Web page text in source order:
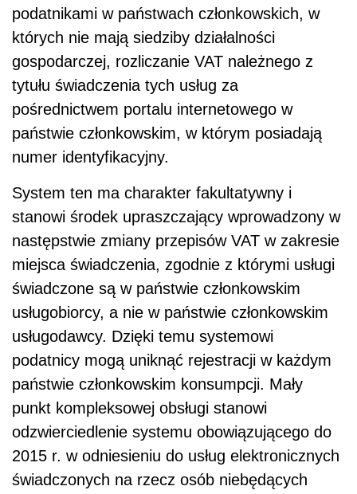
podatnikami w państwach członkowskich, w
których nie mają siedziby działalności
gospodarczej, rozliczanie VAT należnego z
tytułu świadczenia tych usług za
pośrednictwem portalu internetowego w
państwie członkowskim, w którym posiadają
numer identyfikacyjny.
System ten ma charakter fakultatywny i
stanowi środek upraszczający wprowadzony w
następstwie zmiany przepisów VAT w zakresie
miejsca świadczenia, zgodnie z którymi usługi
świadczone są w państwie członkowskim
usługobiorcy, a nie w państwie członkowskim
usługodawcy. Dzięki temu systemowi
podatnicy mogą uniknąć rejestracji w każdym
państwie członkowskim konsumpcji. Mały
punkt kompleksowej obsługi stanowi
odzwierciedlenie systemu obowiązującego do
2015 r. w odniesieniu do usług elektronicznych
świadczonych na rzecz osób niebędących